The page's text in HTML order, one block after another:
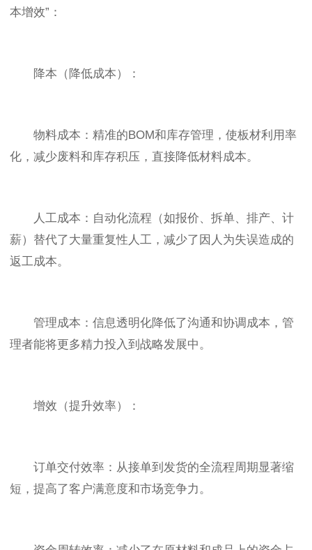
本增效”：
降本（降低成本）：
物料成本：精准的BOM和库存管理，使板材利用率
化，减少废料和库存积压，直接降低材料成本。
人工成本：自动化流程（如报价、拆单、排产、计
薪）替代了大量重复性人工，减少了因人为失误造成的
返工成本。
管理成本：信息透明化降低了沟通和协调成本，管
理者能将更多精力投入到战略发展中。
增效（提升效率）：
订单交付效率：从接单到发货的全流程周期显著缩
短，提高了客户满意度和市场竞争力。